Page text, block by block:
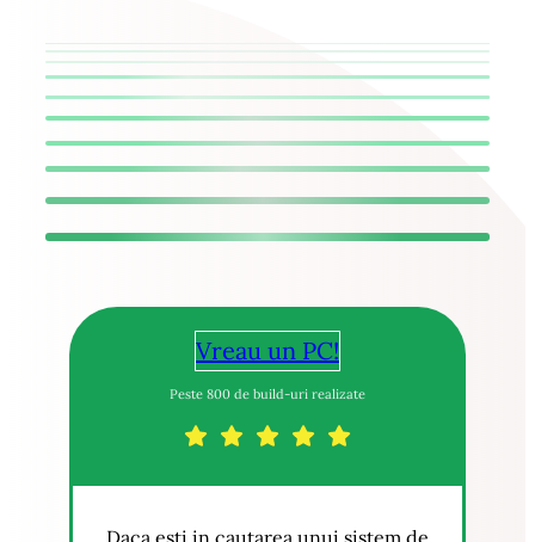
Vreau un PC!
Peste 800 de build-uri realizate